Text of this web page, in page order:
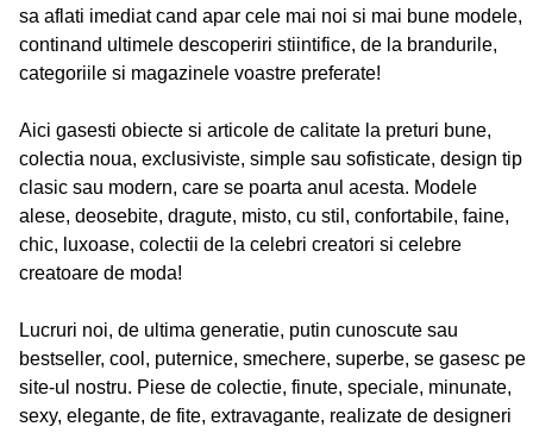
sa aflati imediat cand apar cele mai noi si mai bune modele,
continand ultimele descoperiri stiintifice, de la brandurile,
categoriile si magazinele voastre preferate!
Aici gasesti obiecte si articole de calitate la preturi bune,
colectia noua, exclusiviste, simple sau sofisticate, design tip
clasic sau modern, care se poarta anul acesta. Modele
alese, deosebite, dragute, misto, cu stil, confortabile, faine,
chic, luxoase, colectii de la celebri creatori si celebre
creatoare de moda!
Lucruri noi, de ultima generatie, putin cunoscute sau
bestseller, cool, puternice, smechere, superbe, se gasesc pe
site-ul nostru. Piese de colectie, finute, speciale, minunate,
sexy, elegante, de fite, extravagante, realizate de designeri